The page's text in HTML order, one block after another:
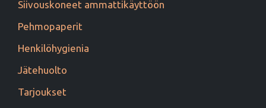
Siivouskoneet ammattikäyttöön
Pehmopaperit
Henkilöhygienia
Jätehuolto
Tarjoukset